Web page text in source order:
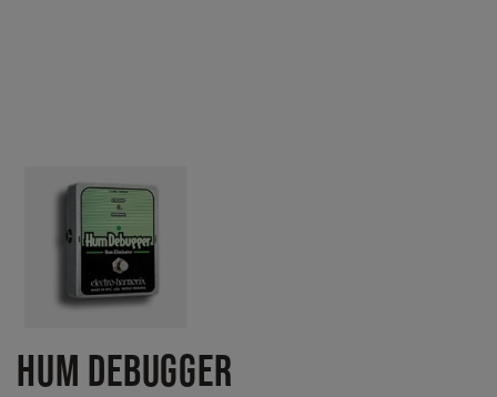
HUM DEBUGGER